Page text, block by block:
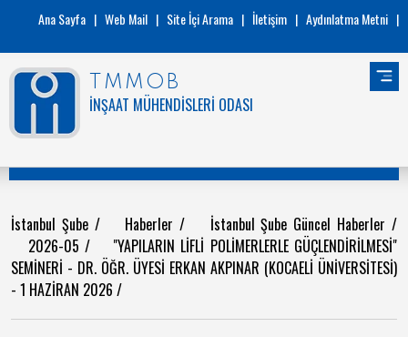
Ana Sayfa | Web Mail | Site İçi Arama | İletişim | Aydınlatma Metni |
TMMOB
İNŞAAT MÜHENDİSLERİ ODASI
İstanbul Şube / Haberler/ İstanbul Şube Güncel Haberler/
2026-05/ "YAPILARIN LİFLİ POLİMERLERLE GÜÇLENDİRİLMESİ"
SEMİNERİ - DR. ÖĞR. ÜYESİ ERKAN AKPINAR (KOCAELİ ÜNİVERSİTESİ)
- 1 HAZİRAN 2026 /